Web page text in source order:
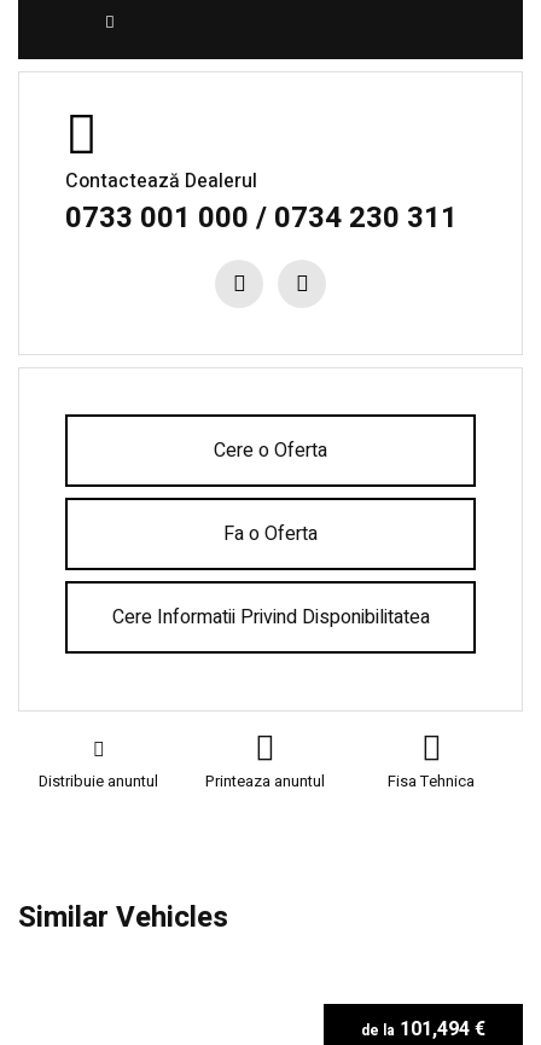
Contactează Dealerul
0733 001 000 / 0734 230 311
Cere o Oferta
Fa o Oferta
Cere Informatii Privind Disponibilitatea
Distribuie anuntul Printeaza anuntul Fisa Tehnica
Similar Vehicles
101,494 €